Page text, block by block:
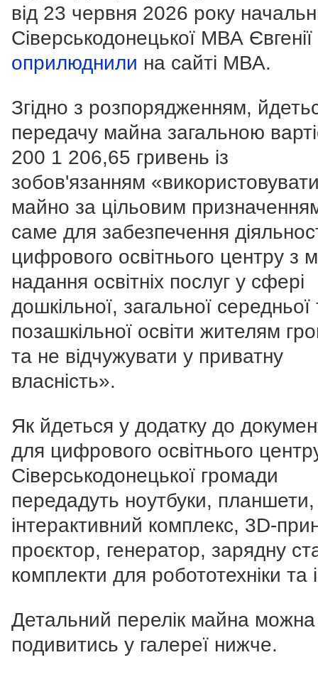
від 23 червня 2026 року
Сіверськодонецької МВА
оприлюднили на сайті МВА.
Згідно з розпорядженням,
передачу майна загальною
200 1 206,65 гривень із
зобов'язанням
майно за цільовим
саме для забезпечення
цифрового освітнього центру з
надання освітніх послуг у сфері
дошкільної, загальної середньої
позашкільної освіти жителям
та не відчужувати у приватну
власність».
Як йдеться у додатку до
для цифрового освітнього
Сіверськодонецької громади
передадуть ноутбуки, планшети,
інтерактивний комплекс, 3D-
проєктор, генератор, зарядну
комплекти для робототехніки
Детальний перелік майна можна
подивитись у галереї нижче.